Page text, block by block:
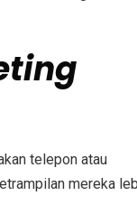
telepon atau
mereka